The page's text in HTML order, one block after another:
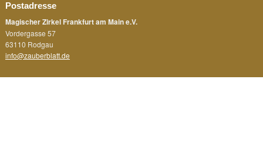
Postadresse
Magischer Zirkel Frankfurt am Main e.V.
Vordergasse 57
63110 Rodgau
info@zauberblatt.de